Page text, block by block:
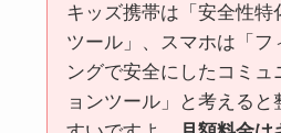
キッズ携帯は「安全性特
ツール」、スマホは「フ
ングで安全にしたコミュ
ョンツール」と考えると